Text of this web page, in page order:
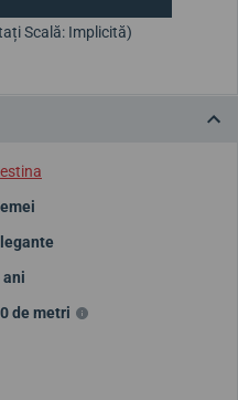
Scală: Implicită)
ani
de metri